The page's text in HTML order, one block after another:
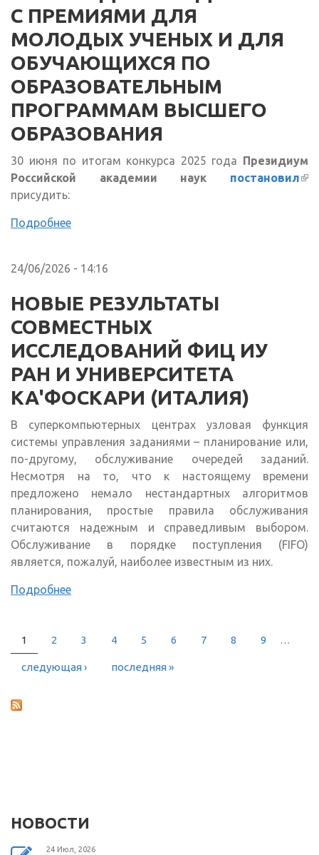
С ПРЕМИЯМИ ДЛЯ
МОЛОДЫХ УЧЕНЫХ И ДЛЯ
ОБУЧАЮЩИХСЯ ПО
ОБРАЗОВАТЕЛЬНЫМ
ПРОГРАММАМ ВЫСШЕГО
ОБРАЗОВАНИЯ
30 июня по итогам конкурса 2025 года Президиум
Российской академии наук постановил
присудить:
Подробнее
24/06/2026 - 14:16
НОВЫЕ РЕЗУЛЬТАТЫ
СОВМЕСТНЫХ
ИССЛЕДОВАНИЙ ФИЦ ИУ
РАН И УНИВЕРСИТЕТА
КА'ФОСКАРИ (ИТАЛИЯ)
В суперкомпьютерных центрах узловая функция
системы управления заданиями – планирование или,
по-другому, обслуживание очередей заданий.
Несмотря на то, что к настоящему времени
предложено немало нестандартных алгоритмов
планирования, простые правила обслуживания
считаются надежным и справедливым выбором.
Обслуживание в порядке поступления (FIFO)
является, пожалуй, наиболее известным из них.
Подробнее
СТРАНИЦЫ
1 2 3 4 5 6 7 8 9 …
следующая › последняя »
НОВОСТИ
24 Июл, 2026